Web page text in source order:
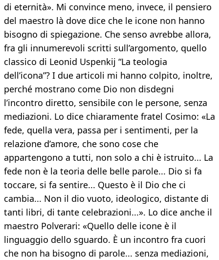
di eternità». Mi convince meno, invece, il pensiero
del maestro là dove dice che le icone non hanno
bisogno di spiegazione. Che senso avrebbe allora,
fra gli innumerevoli scritti sull’argomento, quello
classico di Leonid Uspenkij “La teologia
dell’icona”? I due articoli mi hanno colpito, inoltre,
perché mostrano come Dio non disdegni
l’incontro diretto, sensibile con le persone, senza
mediazioni. Lo dice chiaramente fratel Cosimo: «La
fede, quella vera, passa per i sentimenti, per la
relazione d’amore, che sono cose che
appartengono a tutti, non solo a chi è istruito... La
fede non è la teoria delle belle parole... Dio si fa
toccare, si fa sentire... Questo è il Dio che ci
cambia... Non il dio vuoto, ideologico, distante di
tanti libri, di tante celebrazioni...». Lo dice anche il
maestro Polverari: «Quello delle icone è il
linguaggio dello sguardo. È un incontro fra cuori
che non ha bisogno di parole... senza mediazioni,